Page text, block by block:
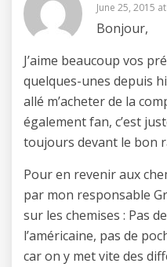
June 25, 2015
Bonjour,
J’aime beaucoup vos
quelques-unes depuis
allé m’acheter de la
également fan, c’est
toujours devant le bon
Pour en revenir aux
par mon responsable
sur les chemises : Pas
l’américaine, pas de
car on y met vite des